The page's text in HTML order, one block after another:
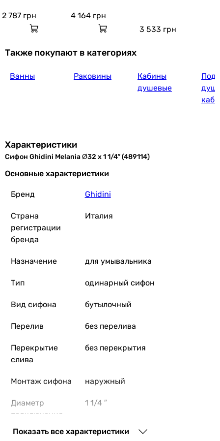
2 787 грн 4 164 грн
3 533 грн
Также покупают в категориях
Ванны Раковины
Кабины
душевые
Характеристики
Сифон Ghidini Melania Ø32 х 1 1/4″ (489114)
Основные характеристики
Бренд Ghidini
Страна
регистрации
бренда
Италия
Назначение для умывальника
Тип одинарный сифон
Вид сифона бутылочный
Перелив без перелива
Перекрытие
слива
без перекрытия
Монтаж сифона наружный
Диаметр
подключения
1 1/4 ″
Диаметр
32 мм
Показать все характеристики